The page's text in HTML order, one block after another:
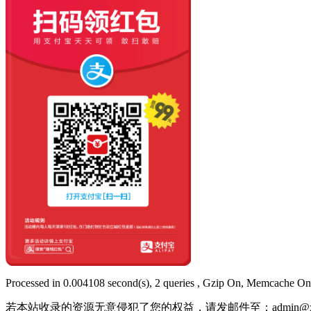
Processed in 0.004108 second(s), 2 queries , Gzip On, Memcache
若本站收录的资源无意侵犯了您的权益，请发邮件至：